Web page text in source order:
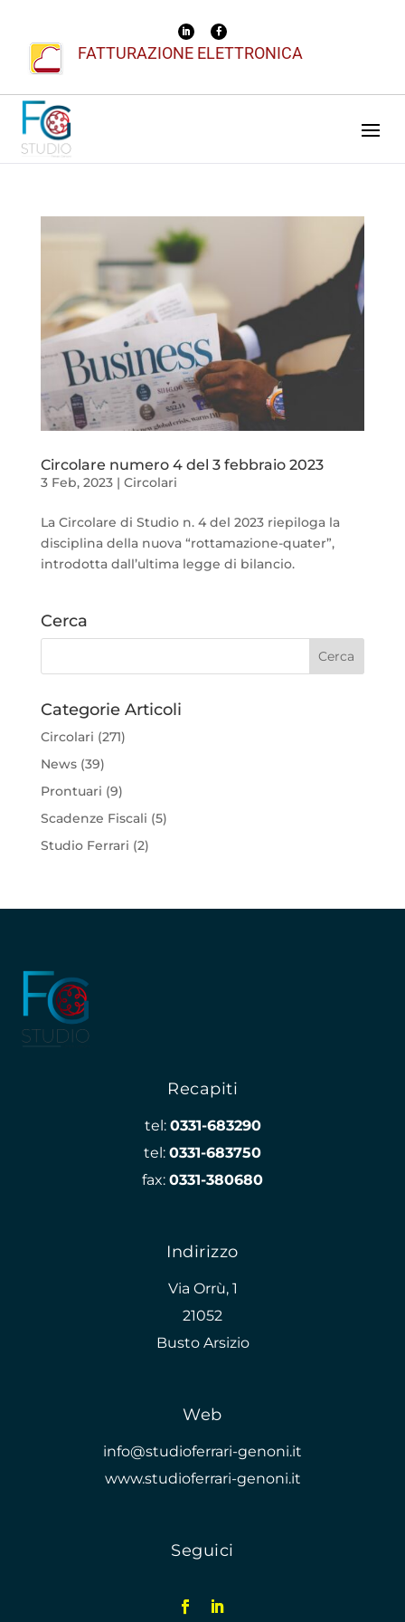
FATTURAZIONE ELETTRONICA
Circolare numero 4 del 3 febbraio 2023
3 Feb, 2023| Circolari
La Circolare di Studio n. 4 del 2023 riepiloga la
disciplina della nuova “rottamazione-quater”,
introdotta dall’ultima legge di bilancio.
Cerca
Categorie Articoli
Circolari (271)
News(39)
Prontuari (9)
Scadenze Fiscali (5)
Studio Ferrari (2)
Recapiti
tel: 0331-683290
tel: 0331-683750
fax: 0331-380680
Indirizzo
Via Orrù, 1
21052
Busto Arsizio
Web
info@studioferrari-genoni.it
www.studioferrari-genoni.it
Seguici